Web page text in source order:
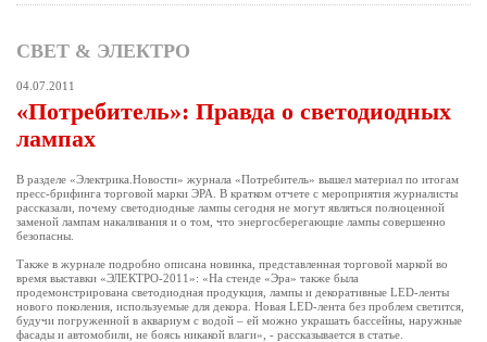
СВЕТ & ЭЛЕКТРО
04.07.2011
«Потребитель»: Правда о светодиодных
лампах
В разделе «Электрика.Новости» журнала «Потребитель» вышел материал по итогам
пресс-брифинга торговой марки ЭРА. В кратком отчете с мероприятия журналисты
рассказали, почему светодиодные лампы сегодня не могут являться полноценной
заменой лампам накаливания и о том, что энергосберегающие лампы совершенно
безопасны.
Также в журнале подробно описана новинка, представленная торговой маркой во
время выставки «ЭЛЕКТРО-2011»: «На стенде «Эра» также была
продемонстрирована светодиодная продукция, лампы и декоративные LED-ленты
нового поколения, используемые для декора. Новая LED-лента без проблем светится,
будучи погруженной в аквариум с водой – ей можно украшать бассейны, наружные
фасады и автомобили, не боясь никакой влаги», - рассказывается в статье.